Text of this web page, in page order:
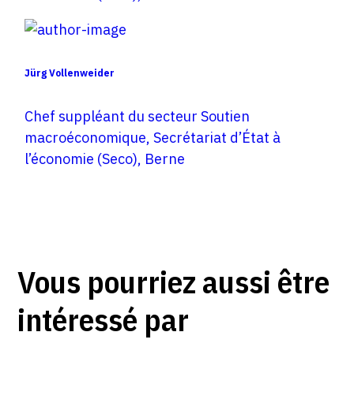
Jürg Vollenweider
Chef suppléant du secteur Soutien
macroéconomique, Secrétariat d’État à
l’économie (Seco), Berne
Vous pourriez aussi être
intéressé par